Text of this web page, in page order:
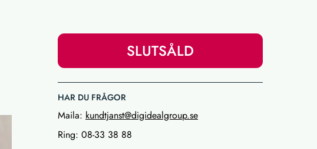
SLUTSÅLD
HAR DU FRÅGOR
Maila: kundtjanst@digidealgroup.se
Ring: 08-33 38 88